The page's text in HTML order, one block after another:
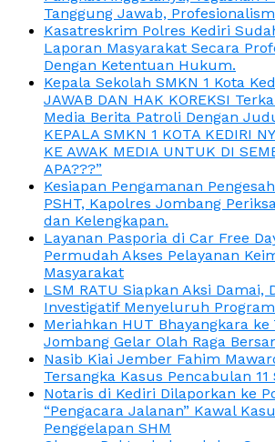
Tanggung Jawab,
Kasatreskrim Polres Kediri
Laporan Masyarakat Secara
Dengan Ketentuan Hukum.
Kepala Sekolah SMKN 1 Kota
JAWAB DAN HAK KOREKSI
Media Berita Patroli Dengan
KEPALA SMKN 1 KOTA KEDIRI
KE AWAK MEDIA UNTUK DI
APA???”
Kesiapan Pengamanan
PSHT, Kapolres Jombang
dan Kelengkapan.
Layanan Pasporia di Car Free
Permudah Akses Pelayanan
Masyarakat
LSM RATU Siapkan Aksi Damai,
Investigatif Menyeluruh
Meriahkan HUT Bhayangkara ke
Jombang Gelar Olah Raga
Nasib Kiai Jember Fahim
Tersangka Kasus Pencabulan
Notaris di Kediri Dilaporkan ke
“Pengacara Jalanan” Kawal
Penggelapan SHM